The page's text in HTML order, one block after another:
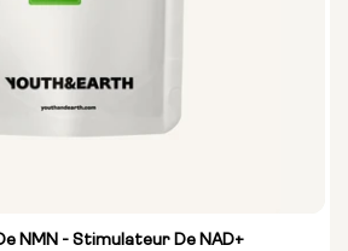
NMN - Stimulateur De NAD+